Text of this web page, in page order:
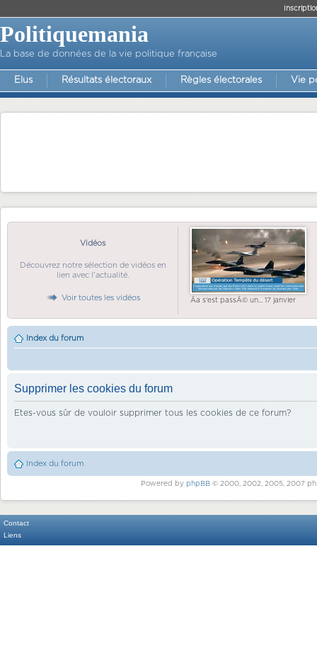
Politiquemania
La base de données de la vie politique française
Elus Résultats électoraux Règles électorales Vie
Vidéos
Découvrez notre sélection de vidéos en
lien avec l'actualité.
Voir toutes les vidéos Ãa s'est passÃ© un... 17 janvier
Index du forum
Supprimer les cookies du forum
Etes-vous sûr de vouloir supprimer tous les cookies de ce forum?
Index du forum
Powered by phpBB© 2000, 2002, 2005, 2007
Contact
Liens